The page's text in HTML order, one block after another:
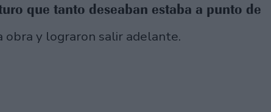
que tanto deseaban estaba a punto de
obra y lograron salir adelante.